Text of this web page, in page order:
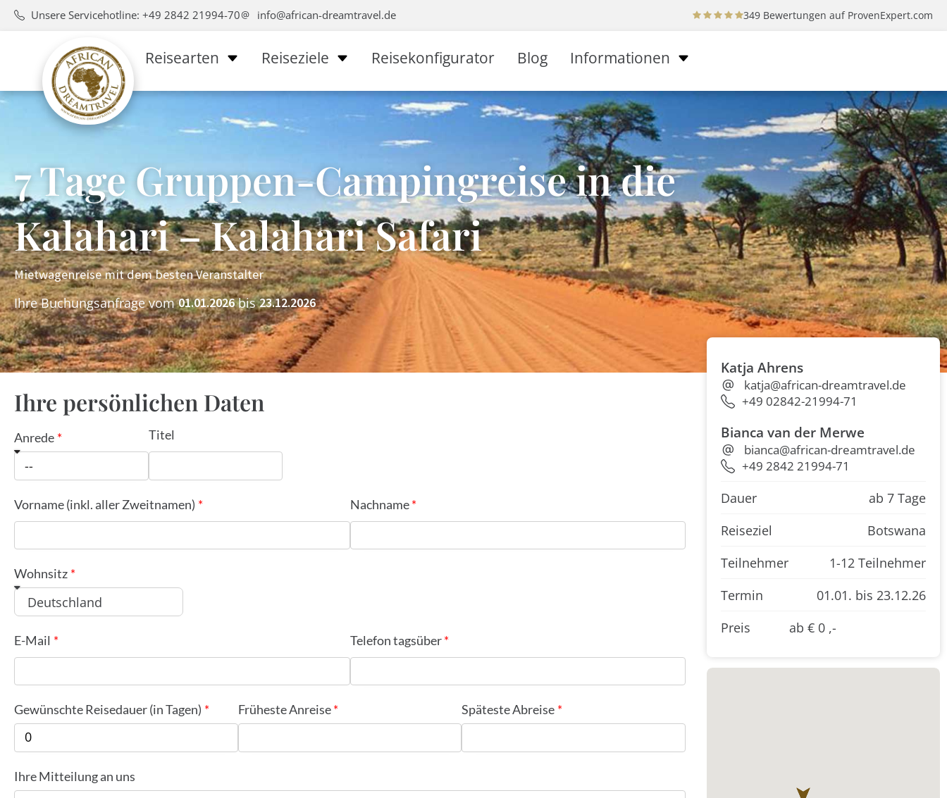
Unsere Servicehotline: +49 2842 21994-70 info@african-dreamtravel.de 349 Bewertungen auf ProvenExpert.com
Reisearten Reiseziele Reisekonfigurator Blog Informationen
7 Tage Gruppen-Campingreise in die
Kalahari – Kalahari Safari
Mietwagenreise mit dem besten Veranstalter
Ihre Buchungsanfrage vom01.01.2026bis23.12.2026
Ihre persönlichen Daten
Anrede Titel
Vorname (inkl. aller Zweitnamen) Nachname
Wohnsitz
E-Mail Telefon tagsüber
Gewünschte Reisedauer (in Tagen) Früheste Anreise Späteste Abreise
Ihre Mitteilung an uns
Katja Ahrens
katja@african-dreamtravel.de
+49 02842-21994-71
Bianca van der Merwe
bianca@african-dreamtravel.de
+49 2842 21994-71
Dauer
Reiseziel
Teilnehmer
Termin
Preis
ab 7 Tage
Botswana
1-12 Teilnehmer
01.01. bis 23.12.26
ab € 0 ,-